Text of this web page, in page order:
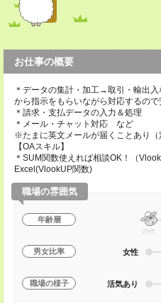
お仕事の概要
＊データの集計・加工→取引・輸出
から指示をもらいながら対応するので
＊請求・支払データの入力＆処理
＊メール・チャット対応 など
※たまに英文メールが届くことあり（
【OAスキル】
＊SUM関数使えれば相談OK！（
Excel(VlookUP関数)
職場の雰囲気
年齢層
20代
男女比率 女性
職場の様子 活気あり